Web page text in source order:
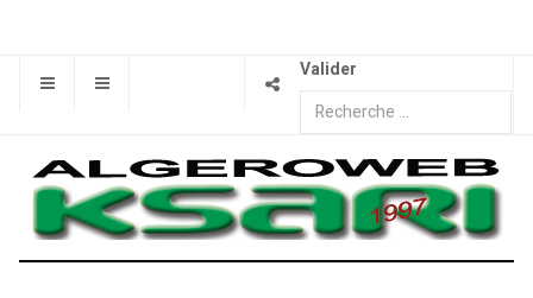
Valider